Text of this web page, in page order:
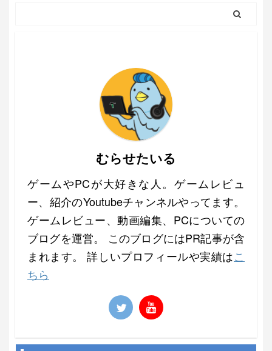
むらせたいる
ゲームやPCが大好きな人。ゲームレビュ
ー、紹介のYoutubeチャンネルやってます。
ゲームレビュー、動画編集、PCについての
ブログを運営。 このブログにはPR記事が含
まれます。 詳しいプロフィールや実績はこ
ちら